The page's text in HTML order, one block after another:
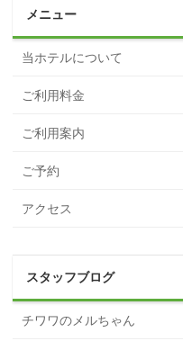
メニュー
当ホテルについて
ご利用料金
ご利用案内
ご予約
アクセス
スタッフブログ
チワワのメルちゃん